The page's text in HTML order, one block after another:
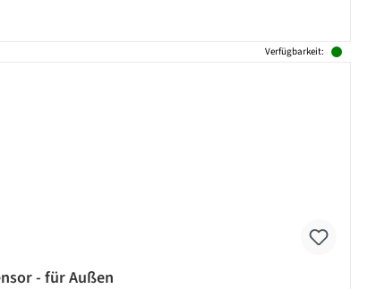
Verfügbarkeit:
- für Außen